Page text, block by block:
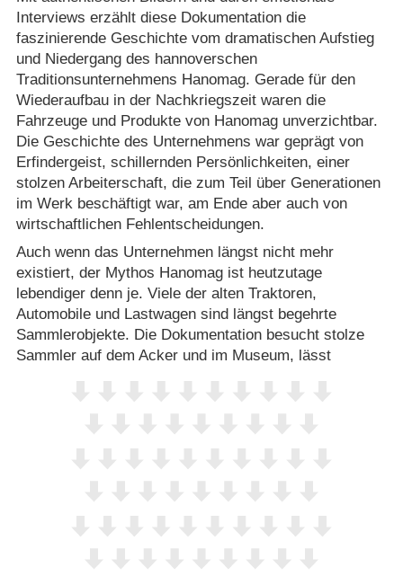
Interviews erzählt diese Dokumentation die
faszinierende Geschichte vom dramatischen Aufstieg
und Niedergang des hannoverschen
Traditionsunternehmens Hanomag. Gerade für den
Wiederaufbau in der Nachkriegszeit waren die
Fahrzeuge und Produkte von Hanomag unverzichtbar.
Die Geschichte des Unternehmens war geprägt von
Erfindergeist, schillernden Persönlichkeiten, einer
stolzen Arbeiterschaft, die zum Teil über Generationen
im Werk beschäftigt war, am Ende aber auch von
wirtschaftlichen Fehlentscheidungen.
Auch wenn das Unternehmen längst nicht mehr
existiert, der Mythos Hanomag ist heutzutage
lebendiger denn je. Viele der alten Traktoren,
Automobile und Lastwagen sind längst begehrte
Sammlerobjekte. Die Dokumentation besucht stolze
Sammler auf dem Acker und im Museum, lässt